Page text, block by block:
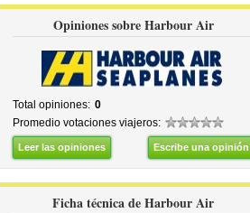
Opiniones sobre Harbour Air
Total opiniones: 0
Promedio votaciones viajeros:
Leer las opiniones Escribe una opinión
Ficha técnica de Harbour Air